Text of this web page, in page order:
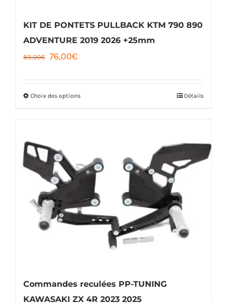
KIT DE PONTETS PULLBACK KTM 790 890
ADVENTURE 2019 2026 +25mm
83,00€ Le
était :
76,00€Le
Choix des options Ce
variations.
options
peuvent
choisies
la
page
Détails
Commandes reculées PP-TUNING
KAWASAKI ZX 4R 2023 2025